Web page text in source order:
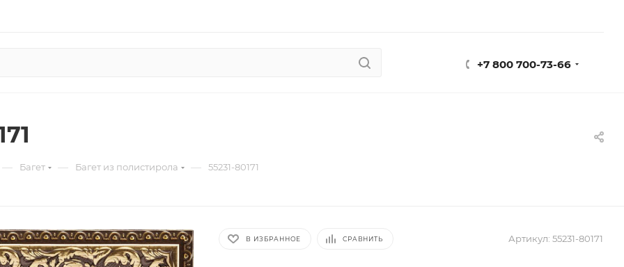
+7 800 700-73-66
— Багет — Багет из полистирола — 55231-80171
В ИЗБРАННОЕ СРАВНИТЬ Артикул: 55231-80171